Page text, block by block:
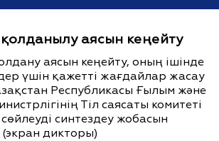
қолданылу аясын кеңейту
аясын кеңейту, оның ішінде
үшін қажетті жағдайлар жасау
Республикасы Ғылым және
Тіл саясаты комитеті
сөйлеуді синтездеу жобасын
дикторы)